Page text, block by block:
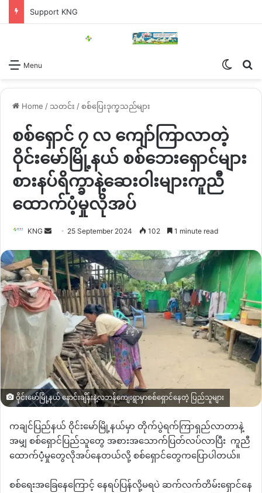
Support KNG
Menu
Home / သတင်း /စစ်ပြေးဒုက္ခသည်များ
စစ်ရှောင် ၇ လ ကျော်ကြာလာတဲ့
ဝိုင်းမော်မြို့နယ် စစ်ဘေးရှောင်များ
စားနပ်ရိက္ခာနဲ့ဆေးဝါးများကူညီ
ထောက်ပံ့မှုလိုအပ်
KNG
Send
email
25 September 2024 102 1 minute read
ဝိုင်းမော်မြို့နယ် နောင်းချိန်းနဲ့လဘန်ကျေးရွာမှာစစ်ရှောင်နေတဲ့ ပြည်သူများ
ကချင်ပြည်နယ် ဝိုင်းမော်မြို့နယ်မှာ တိုက်ပွဲရက်ကြာရှည်လာတာနဲ့
အမျှ စစ်ရှောင်ပြည်သူတွေ အစားအသောက်ပြတ်လပ်လာပြီး ကူညီ
ထောက်ပံံ့မှုတွေလိုအပ်နေတယ်လို့ စစ်ရှောင်တွေကပြောပါတယ်။
စစ်ရေးအခြေနေကြောင့် နေရပ်ပြန်လို့မရပဲ ဆက်လက်တိမ်းရှောင်နေ